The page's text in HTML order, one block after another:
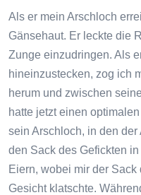
Als er mein Arschloch
Gänsehaut. Er leckte die
Zunge einzudringen. Als
hineinzustecken, zog ich
herum und zwischen
hatte jetzt einen
sein Arschloch, in den
den Sack des Gefickten
Eiern, wobei mir der
Gesicht klatschte.